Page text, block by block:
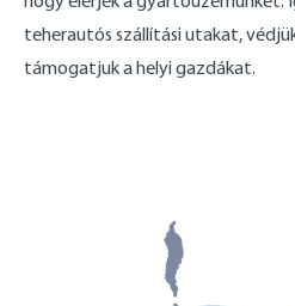
teherautós szállítási utakat,
támogatjuk a helyi gazdákat.